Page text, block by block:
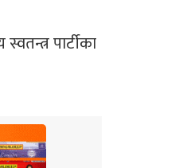
पार्टीका